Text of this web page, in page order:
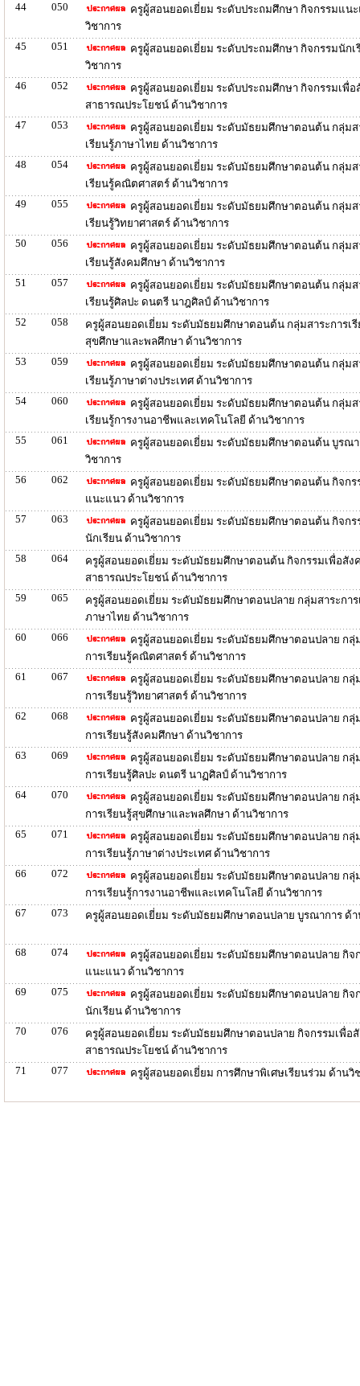
44 050
ครูผู้สอนยอดเยี่ยม ระดับประถมศึกษา กิจกรรมแน
วิชาการ
45
051
ครูผู้สอนยอดเยี่ยม ระดับประถมศึกษา กิจกรรมนักเ
วิชาการ
46
052
ครูผู้สอนยอดเยี่ยม ระดับประถมศึกษา กิจกรรมเพื่
สาธารณประโยชน์ ด้านวิชาการ
47
053
ครูผู้สอนยอดเยี่ยม ระดับมัธยมศึกษาตอนต้น กลุ่มส
เรียนรู้ภาษาไทย ด้านวิชาการ
48
054
ครูผู้สอนยอดเยี่ยม ระดับมัธยมศึกษาตอนต้น กลุ่มส
เรียนรู้คณิตศาสตร์ ด้านวิชาการ
49
055
ครูผู้สอนยอดเยี่ยม ระดับมัธยมศึกษาตอนต้น กลุ่มส
เรียนรู้วิทยาศาสตร์ ด้านวิชาการ
50
056
ครูผู้สอนยอดเยี่ยม ระดับมัธยมศึกษาตอนต้น กลุ่มส
เรียนรู้สังคมศึกษา ด้านวิชาการ
51
057
ครูผู้สอนยอดเยี่ยม ระดับมัธยมศึกษาตอนต้น กลุ่มส
เรียนรู้ศิลปะ ดนตรี นาฎศิลป์ ด้านวิชาการ
52
058
ครูผู้สอนยอดเยี่ยม ระดับมัธยมศึกษาตอนต้น กลุ่มสาระการเรี
สุขศึกษาและพลศึกษา ด้านวิชาการ
53
059
ครูผู้สอนยอดเยี่ยม ระดับมัธยมศึกษาตอนต้น กลุ่มส
เรียนรู้ภาษาต่างประเทศ ด้านวิชาการ
54
060
ครูผู้สอนยอดเยี่ยม ระดับมัธยมศึกษาตอนต้น กลุ่มส
เรียนรู้การงานอาชีพและเทคโนโลยี ด้านวิชาการ
55
061
ครูผู้สอนยอดเยี่ยม ระดับมัธยมศึกษาตอนต้น บูรณา
วิชาการ
56
062
ครูผู้สอนยอดเยี่ยม ระดับมัธยมศึกษาตอนต้น กิจกร
แนะแนว ด้านวิชาการ
57
063
ครูผู้สอนยอดเยี่ยม ระดับมัธยมศึกษาตอนต้น กิจกร
นักเรียน ด้านวิชาการ
58
064
ครูผู้สอนยอดเยี่ยม ระดับมัธยมศึกษาตอนต้น กิจกรรมเพื่อสัง
สาธารณประโยชน์ ด้านวิชาการ
59
065
ครูผู้สอนยอดเยี่ยม ระดับมัธยมศึกษาตอนปลาย กลุ่มสาระการ
ภาษาไทย ด้านวิชาการ
60
066
ครูผู้สอนยอดเยี่ยม ระดับมัธยมศึกษาตอนปลาย กลุ่
การเรียนรู้คณิตศาสตร์ ด้านวิชาการ
61
067
ครูผู้สอนยอดเยี่ยม ระดับมัธยมศึกษาตอนปลาย กลุ่
การเรียนรู้วิทยาศาสตร์ ด้านวิชาการ
62
068
ครูผู้สอนยอดเยี่ยม ระดับมัธยมศึกษาตอนปลาย กลุ่
การเรียนรู้สังคมศึกษา ด้านวิชาการ
63
069
ครูผู้สอนยอดเยี่ยม ระดับมัธยมศึกษาตอนปลาย กลุ่
การเรียนรู้ศิลปะ ดนตรี นาฏศิลป์ ด้านวิชาการ
64
070
ครูผู้สอนยอดเยี่ยม ระดับมัธยมศึกษาตอนปลาย กลุ่
การเรียนรู้สุขศึกษาและพลศึกษา ด้านวิชาการ
65
071
ครูผู้สอนยอดเยี่ยม ระดับมัธยมศึกษาตอนปลาย กลุ่
การเรียนรู้ภาษาต่างประเทศ ด้านวิชาการ
66
072
ครูผู้สอนยอดเยี่ยม ระดับมัธยมศึกษาตอนปลาย กลุ่
การเรียนรู้การงานอาชีพและเทคโนโลยี ด้านวิชาการ
67
073 ครูผู้สอนยอดเยี่ยม ระดับมัธยมศึกษาตอนปลาย บูรณาการ ด้า
68 074
ครูผู้สอนยอดเยี่ยม ระดับมัธยมศึกษาตอนปลาย กิจ
แนะแนว ด้านวิชาการ
69
075
ครูผู้สอนยอดเยี่ยม ระดับมัธยมศึกษาตอนปลาย กิจ
นักเรียน ด้านวิชาการ
70
076
ครูผู้สอนยอดเยี่ยม ระดับมัธยมศึกษาตอนปลาย กิจกรรมเพื่อ
สาธารณประโยชน์ ด้านวิชาการ
71
077 ครูผู้สอนยอดเยี่ยม การศึกษาพิเศษเรียนร่วม ด้านวิ